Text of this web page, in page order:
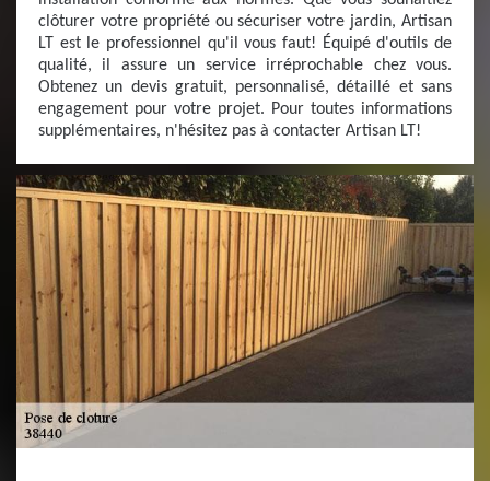
clôturer votre propriété ou sécuriser votre jardin, Artisan
LT est le professionnel qu'il vous faut! Équipé d'outils de
qualité, il assure un service irréprochable chez vous.
Obtenez un devis gratuit, personnalisé, détaillé et sans
engagement pour votre projet. Pour toutes informations
supplémentaires, n'hésitez pas à contacter Artisan LT!